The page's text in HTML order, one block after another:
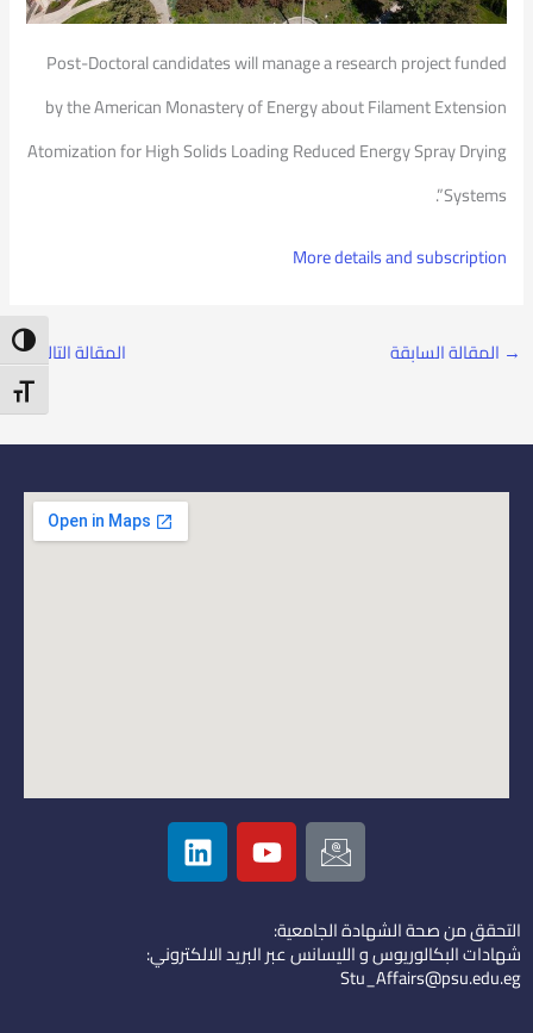
Post-Doctoral candidates will manage a research project funded
by the American Monastery of Energy about Filament Extension
Atomization for High Solids Loading Reduced Energy Spray Drying
Systems”.
More details and subscription
→ المقالة السابقة المقالة التالية←
I
c
o
n
-
e
Y
o
u
u
b
L
i
n
e
d
التحقق من صحة الشهادة الجامعية:
شهادات البكالوريوس و الليسانس عبر البريد الالكتروني:
Stu_Affairs@psu.edu.eg